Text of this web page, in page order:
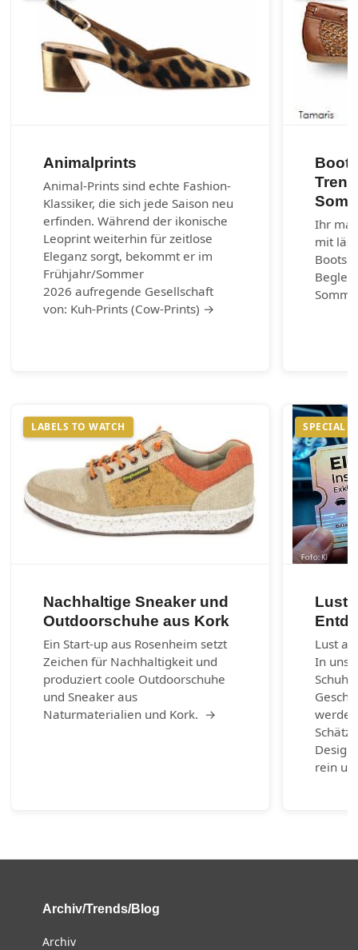
Animalprints
Animal-Prints sind echte Fashion-
Klassiker, die sich jede Saison neu
erfinden. Während der ikonische
Leoprint weiterhin für zeitlose
Eleganz sorgt, bekommt er im
Frühjahr/Sommer
2026 aufregende Gesellschaft
von: Kuh-Prints (Cow-Prints) →
Ihr
mit
LABELS TO WATCH
Nachhaltige Sneaker und
Outdoorschuhe aus Kork
Ein Start-up aus Rosenheim setzt
Zeichen für Nachhaltigkeit und
produziert coole Outdoorschuhe
und Sneaker aus
Naturmaterialien und Kork. →
SPECIAL
Lust
Lust
In
rein
Archiv/Trends/Blog
Archiv